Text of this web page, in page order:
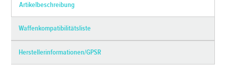
Artikelbeschreibung
Waffenkompatibilitätsliste
Herstellerinformationen/GPSR